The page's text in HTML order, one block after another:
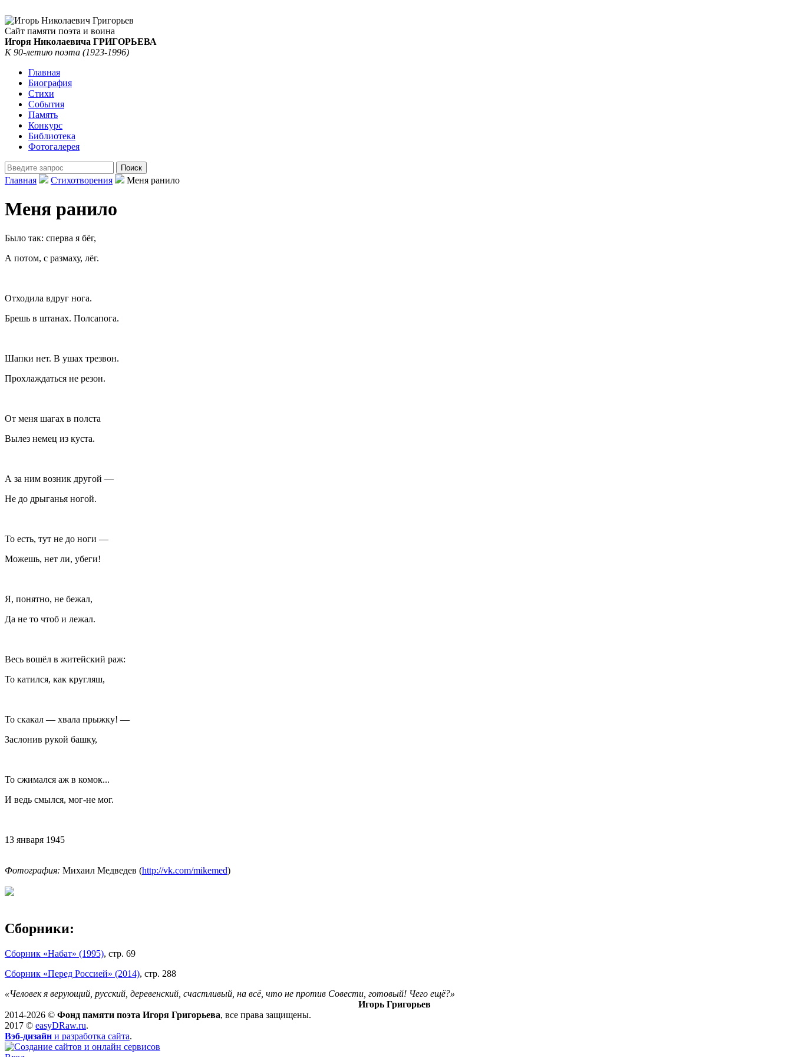
Сайт памяти поэта и воина
Игоря Николаевича ГРИГОРЬЕВА
К 90-летию поэта (1923-1996)
Главная
Биография
Стихи
События
Память
Конкурс
Библиотека
Фотогалерея
Главная Стихотворения Меня ранило
Меня ранило
Было так: сперва я бёг,
А потом, с размаху, лёг.
Отходила вдруг нога.
Брешь в штанах. Полсапога.
Шапки нет. В ушах трезвон.
Прохлаждаться не резон.
От меня шагах в полста
Вылез немец из куста.
А за ним возник другой —
Не до дрыганья ногой.
То есть, тут не до ноги —
Можешь, нет ли, убеги!
Я, понятно, не бежал,
Да не то чтоб и лежал.
Весь вошёл в житейский раж:
То катился, как кругляш,
То скакал — хвала прыжку! —
Заслонив рукой башку,
То сжимался аж в комок...
И ведь смылся, мог-не мог.
13 января 1945
Фотография: Михаил Медведев (http://vk.com/mikemed)
Сборники:
Сборник «Набат» (1995), стр. 69
Сборник «Перед Россией» (2014), стр. 288
«Человек я верующий, русский, деревенский, счастливый, на всё, что не против Совести, готовый! Чего ещё?»
Игорь Григорьев
2014-2026 © Фонд памяти поэта Игоря Григорьева, все права защищены.
2017 © easyDRaw.ru.
Вэб-дизайн и разработка сайта.